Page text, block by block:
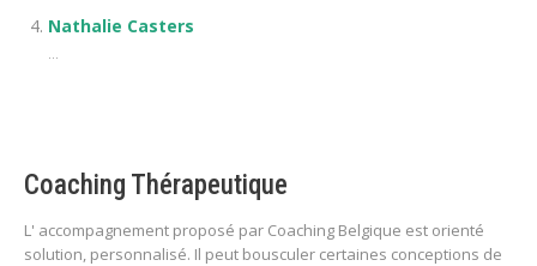
Nathalie Casters
...
Coaching Thérapeutique
L' accompagnement proposé par Coaching Belgique est orienté
solution, personnalisé. Il peut bousculer certaines conceptions de